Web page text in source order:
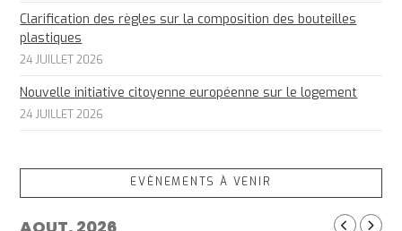
Clarification des règles sur la composition des bouteilles
plastiques
24 JUILLET 2026
Nouvelle initiative citoyenne européenne sur le logement
24 JUILLET 2026
EVÈNEMENTS À VENIR